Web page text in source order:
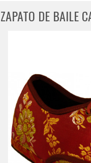
ZAPATO DE BAILE